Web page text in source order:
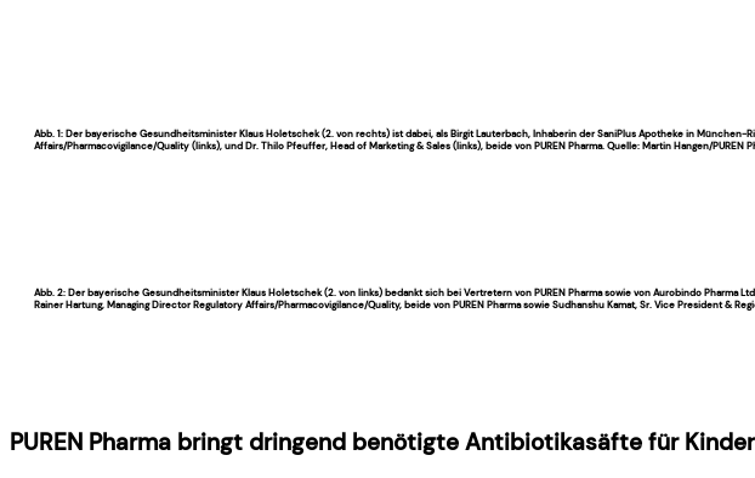
Abb. 1: Der bayerische Gesundheitsminister Klaus Holetschek (2. von rechts) ist dabei, als Birgit Lauterbach, Inhaberin der SaniPlus Apotheke in
Affairs/Pharmacovigilance/Quality (links), und Dr. Thilo Pfeuffer, Head of Marketing & Sales (links), beide von PUREN Pharma. Quelle: Martin Hangen/PUREN
Abb. 2: Der bayerische Gesundheitsminister Klaus Holetschek (2. von links) bedankt sich bei Vertretern von PUREN Pharma sowie von Aurobindo
Rainer Hartung, Managing Director Regulatory Affairs/Pharmacovigilance/Quality, beide von PUREN Pharma sowie Sudhanshu Kamat, Sr. Vice President &
PUREN Pharma bringt dringend benötigte Antibiotikasäfte für